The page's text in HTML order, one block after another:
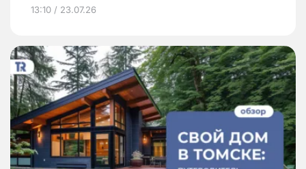
13:10 / 23.07.26